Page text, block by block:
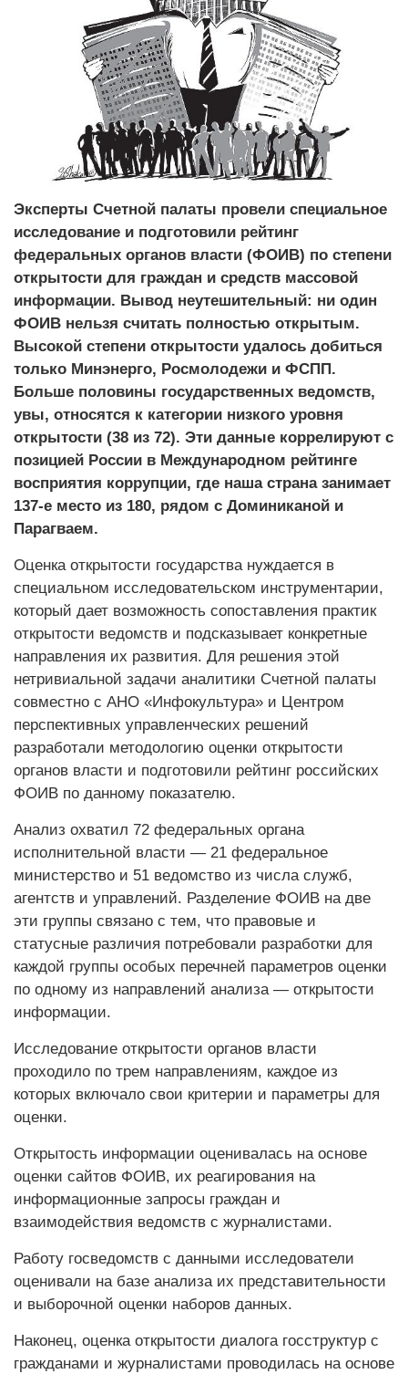
Эксперты Счетной палаты провели специальное
исследование и подготовили рейтинг
федеральных органов власти (ФОИВ) по степени
открытости для граждан и средств массовой
информации. Вывод неутешительный: ни один
ФОИВ нельзя считать полностью открытым.
Высокой степени открытости удалось добиться
только Минэнерго, Росмолодежи и ФСПП.
Больше половины государственных ведомств,
увы, относятся к категории низкого уровня
открытости (38 из 72). Эти данные коррелируют с
позицией России в Международном рейтинге
восприятия коррупции, где наша страна занимает
137-е место из 180, рядом с Доминиканой и
Парагваем.
Оценка открытости государства нуждается в
специальном исследовательском инструментарии,
который дает возможность сопоставления практик
открытости ведомств и подсказывает конкретные
направления их развития. Для решения этой
нетривиальной задачи аналитики Счетной палаты
совместно с АНО «Инфокультура» и Центром
перспективных управленческих решений
разработали методологию оценки открытости
органов власти и подготовили рейтинг российских
ФОИВ по данному показателю.
Анализ охватил 72 федеральных органа
исполнительной власти — 21 федеральное
министерство и 51 ведомство из числа служб,
агентств и управлений. Разделение ФОИВ на две
эти группы связано с тем, что правовые и
статусные различия потребовали разработки для
каждой группы особых перечней параметров оценки
по одному из направлений анализа — открытости
информации.
Исследование открытости органов власти
проходило по трем направлениям, каждое из
которых включало свои критерии и параметры для
оценки.
Открытость информации оценивалась на основе
оценки сайтов ФОИВ, их реагирования на
информационные запросы граждан и
взаимодействия ведомств с журналистами.
Работу госведомств с данными исследователи
оценивали на базе анализа их представительности
и выборочной оценки наборов данных.
Наконец, оценка открытости диалога госструктур с
гражданами и журналистами проводилась на основе